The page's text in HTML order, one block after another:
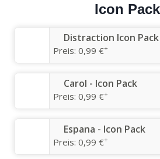
Icon
Distraction Icon Pack
Preis: 0,99 €+
Carol - Icon Pack
Preis: 0,99 €+
Espana - Icon Pack
Preis: 0,99 €+